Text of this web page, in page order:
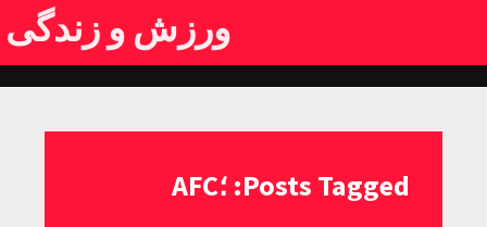
ورزش و زندگی
Posts Tagged: ؛AFC